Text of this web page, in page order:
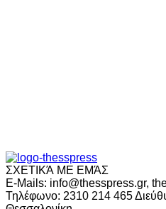
ΣΧΕΤΙΚΆ ΜΕ ΕΜΆΣ
E-Mails: info@thesspress.gr,
Τηλέφωνο: 2310 214 465